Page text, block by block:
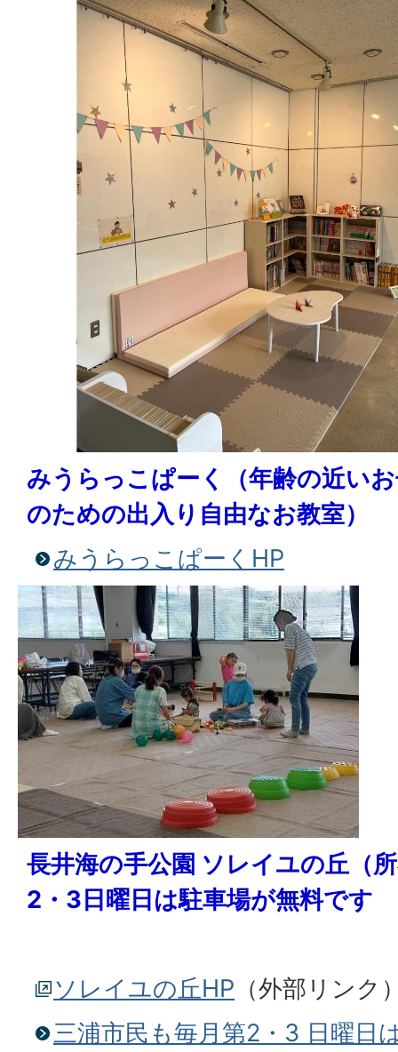
みうらっこぱーく（年齢の近い
のための出入り自由なお教室）
みうらっこぱーくHP
長井海の手公園 ソレイユの丘（
2・3日曜日は駐車場が無料です
ソレイユの丘HP （外部リンク
三浦市民も毎月第2・3 日曜日